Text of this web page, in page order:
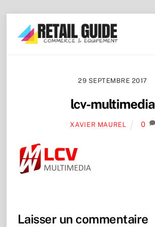
content
29 SEPTEMBRE 2017
lcv-multimedia
XAVIER MAUREL 0
Laisser un commentaire